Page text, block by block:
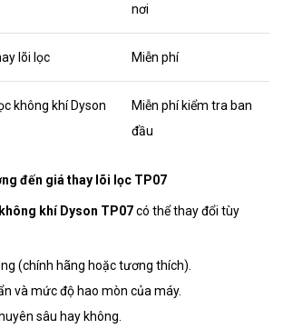
nơi
lõi lọc Miễn phí
không khí Dyson
Miễn phí kiểm tra ban
đầu
đến giá thay lõi lọc TP07
khí Dyson TP07có thể thay đổi tùy
(chính hãng hoặc tương thích).
và mức độ hao mòn của máy.
sâu hay không.